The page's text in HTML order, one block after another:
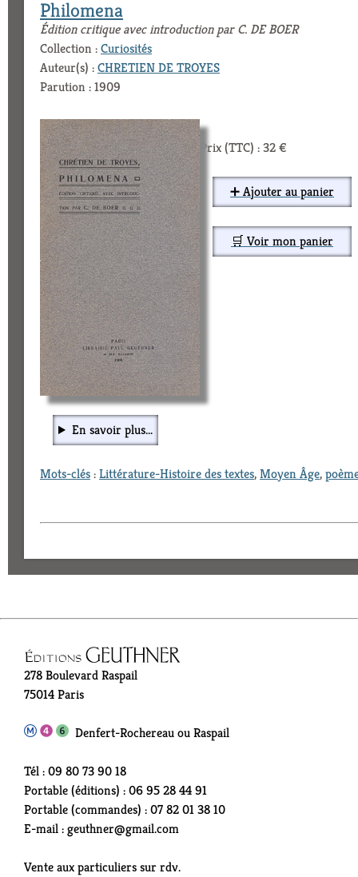
Philomena
Édition critique avec introduction par C. DE BOER
Collection :Curiosités
Auteur(s) :CHRETIEN DE TROYES
Parution : 1909
Prix (TTC) : 32 €
➕ Ajouter au panier
🛒 Voir mon panier
En savoir plus...
Mots-clés:Littérature-Histoire des textes,Moyen Âge,
278 Boulevard Raspail
75014 Paris
Denfert-Rochereau ou Raspail
Tél : 09 80 73 90 18
Portable (éditions) : 06 95 28 44 91
Portable (commandes) : 07 82 01 38 10
E-mail : geuthner@gmail.com
Vente aux particuliers sur rdv.